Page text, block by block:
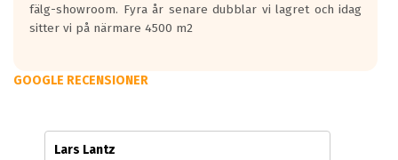
fälg-showroom. Fyra år senare dubblar vi lagret och idag
sitter vi på närmare 4500 m2
GOOGLE RECENSIONER
Lars Lantz